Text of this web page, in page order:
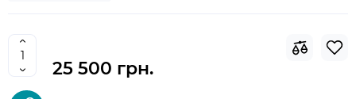
25 500 грн.